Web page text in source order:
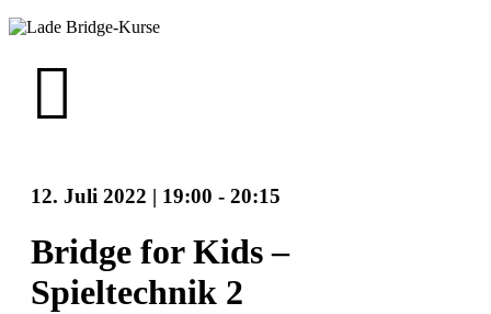
12. Juli 2022 | 19:00 - 20:15
Bridge for Kids –
Spieltechnik 2